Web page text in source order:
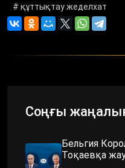
# құттықтау жеделхат
Соңғы
Бельгия
Тоқаевқа